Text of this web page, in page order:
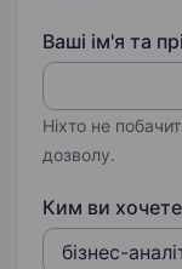
Ваші ім'я та
Ніхто не
дозволу.
Ким ви